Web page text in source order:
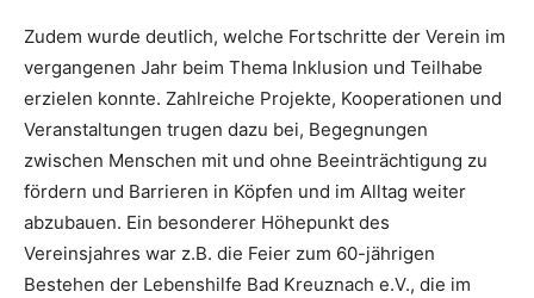
Zudem wurde deutlich, welche Fortschritte der Verein im
vergangenen Jahr beim Thema Inklusion und Teilhabe
erzielen konnte. Zahlreiche Projekte, Kooperationen und
Veranstaltungen trugen dazu bei, Begegnungen
zwischen Menschen mit und ohne Beeinträchtigung zu
fördern und Barrieren in Köpfen und im Alltag weiter
abzubauen. Ein besonderer Höhepunkt des
Vereinsjahres war z.B. die Feier zum 60-jährigen
Bestehen der Lebenshilfe Bad Kreuznach e.V., die im